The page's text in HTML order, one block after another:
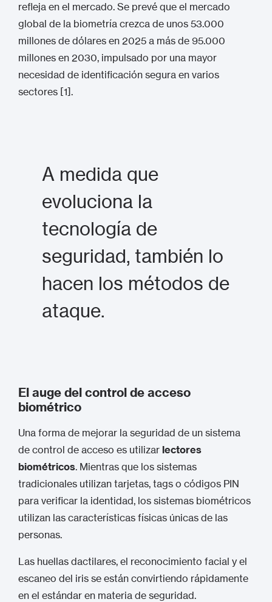
refleja en el mercado. Se prevé que el mercado
global de la biometría crezca de unos 53.000
millones de dólares en 2025 a más de 95.000
millones en 2030, impulsado por una mayor
necesidad de identificación segura en varios
sectores [1].
A medida que
evoluciona la
tecnología de
seguridad, también lo
hacen los métodos de
ataque.
El auge del control de acceso
biométrico
Una forma de mejorar la seguridad de un sistema
de control de acceso es utilizar lectores
biométricos. Mientras que los sistemas
tradicionales utilizan tarjetas, tags o códigos PIN
para verificar la identidad, los sistemas biométricos
utilizan las características físicas únicas de las
personas.
Las huellas dactilares, el reconocimiento facial y el
escaneo del iris se están convirtiendo rápidamente
en el estándar en materia de seguridad.